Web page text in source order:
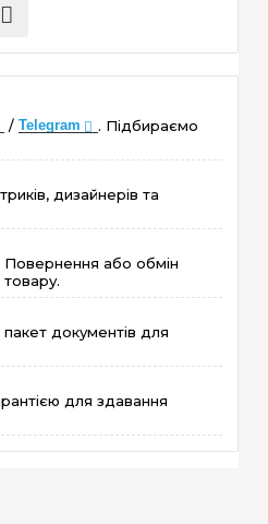
/ Telegram
. Підбираємо
дизайнерів та
або обмін
документів для
для здавання